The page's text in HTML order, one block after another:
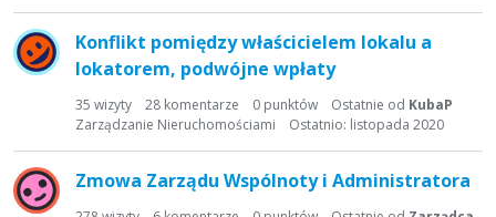
Konflikt pomiędzy właścicielem lokalu a
lokatorem, podwójne wpłaty
35 wizyty 28 komentarze 0 punktów Ostatnie od KubaP
Ostatnio: listopada 2020
Zarządzanie Nieruchomościami
Zmowa Zarządu Wspólnoty i Administratora